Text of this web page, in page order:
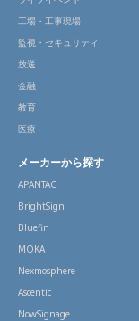
工場・工事現場
監視・セキュリティ
放送
金融
教育
医療
メーカーから探す
APANTAC
BrightSign
Bluefin
MOKA
Nexmosphere
Ascentic
NowSignage